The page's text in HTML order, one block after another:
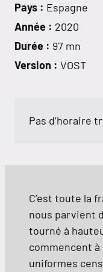
Pays : Espagne
Année : 2020
Durée : 97 mn
Version : VOST
Pas d’horaire
C’est toute la
nous parvient
tourné à
commencent
uniformes